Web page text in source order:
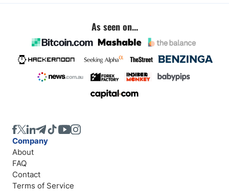
As seen on...
Company
About
FAQ
Contact
Terms of Service